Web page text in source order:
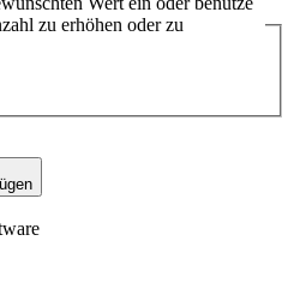
zu erhöhen oder zu